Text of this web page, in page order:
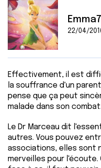
22/04/
Effectivement, il est
la souffrance d'un
pense que ça peut
malade dans son combat.
Le Dr Marceau dit
autres. Vous pouvez
associations, elles sont
merveilles pour l'écoute.